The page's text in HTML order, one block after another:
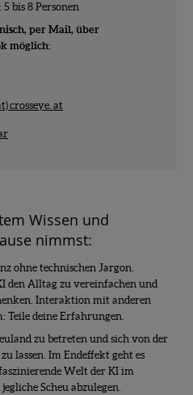
: 5 bis 8 Personen
per Mail, über
möglich:
crosseye. at
Wissen und
nimmst:
ohne technischen Jargon.
den Alltag zu vereinfachen und
Interaktion mit anderen
Teile deine Erfahrungen.
zu betreten und sich von der
lassen. Im Endeffekt geht es
Welt der KI im
Scheu abzulegen.